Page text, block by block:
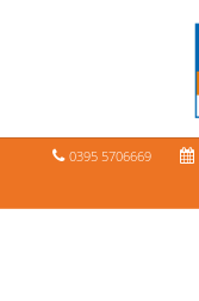
0395 5706669